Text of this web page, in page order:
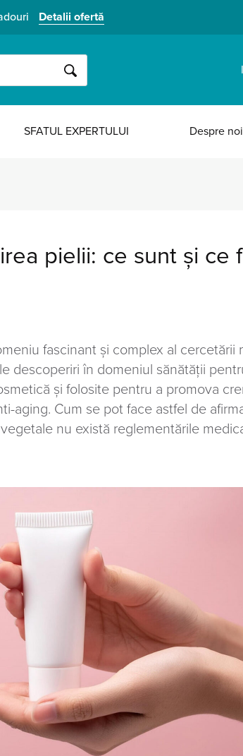
Detalii ofertă
CAUTĂ
SFATUL EXPERTULUI Despre noi
pielii: ce sunt și ce
fascinant și complex al cercetării
descoperiri în domeniul sănătății
și folosite pentru a promova
aging. Cum se pot face astfel de
nu există reglementările